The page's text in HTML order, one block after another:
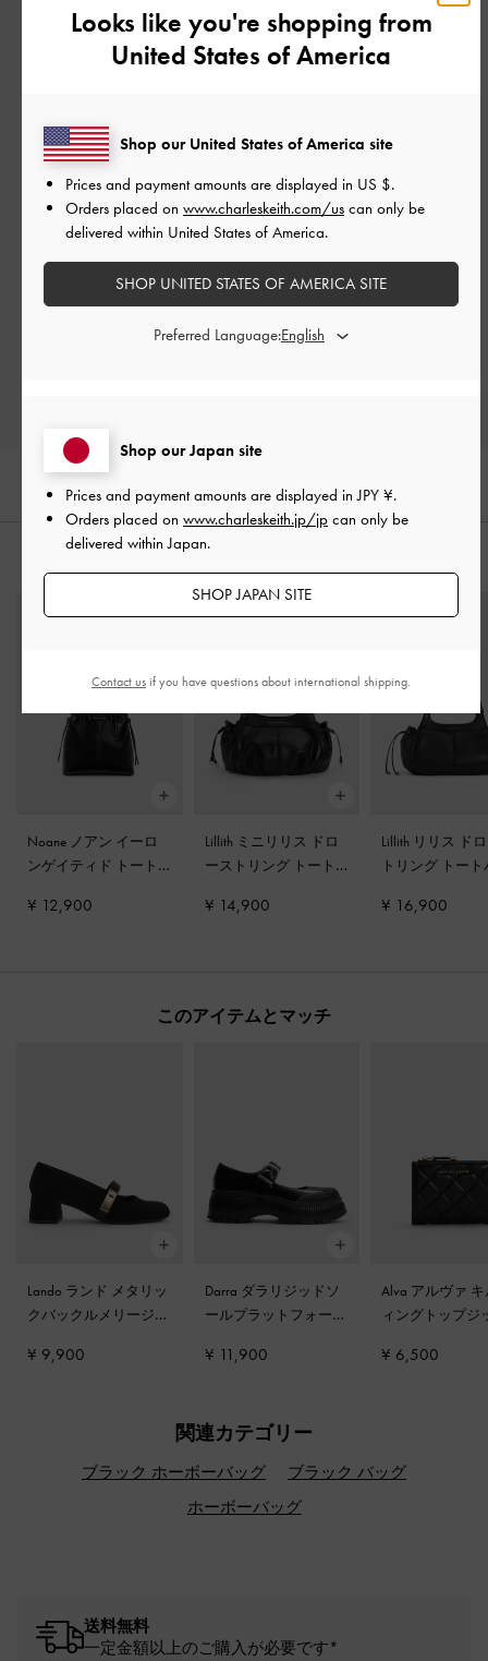
Noane ノアン イーロ
ンゲイティド トート
¥ 12,900
Lillith ミニリリス ドロ
ーストリング トート
¥ 14,900
Lillith リリス ド
トリング トー
¥ 16,900
このアイテムとマッチ
Lando ランド メタリッ
クバックルメリージェ
ク2
¥ 9,900
Darra ダラリジッドソ
ールプラットフォーム
ックボックス
¥ 11,900
Alva アルヴァ
ィングトップジ
ブラック
¥ 6,500
関連カテゴリー
ブラック ホーボーバッグ
ブラック バッグ
ホーボーバッグ
送料無料
一定金額以上のご購入が必要です*
Looks like you're shopping from
United States of America
Shop our Japan site
Prices and payment amounts are displayed inJPY ¥.
Orders placed on www.charleskeith.jp/jp can only be
delivered within Japan.
SHOP JAPAN SITE
Shop our United States of America site
Prices and payment amounts are displayed in US $.
Orders placed on www.charleskeith.com/us can only be
delivered within United States of America.
SHOP UNITED STATES OF AMERICA SITE
Preferred Language:
Contact usif you have questions about international shipping.